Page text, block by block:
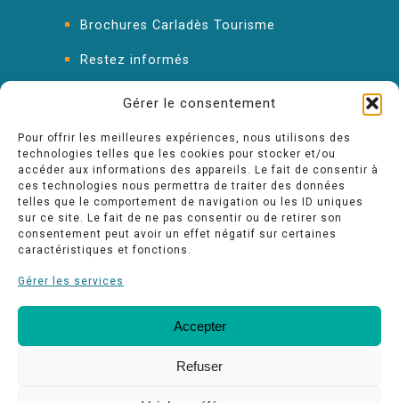
Gérer le consentement
Pour offrir les meilleures expériences, nous utilisons des
technologies telles que les cookies pour stocker et/ou
accéder aux informations des appareils. Le fait de consentir à
ces technologies nous permettra de traiter des données
telles que le comportement de navigation ou les ID uniques
sur ce site. Le fait de ne pas consentir ou de retirer son
consentement peut avoir un effet négatif sur certaines
caractéristiques et fonctions.
Gérer les services
Accepter
Refuser
Brochures Carladès Tourisme
Restez informés
FAQ : les réponses à vos questions
Nos engagements Qualité